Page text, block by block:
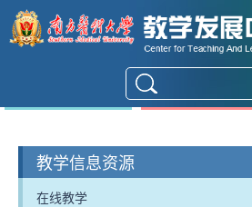
教学信息资源
在线教学